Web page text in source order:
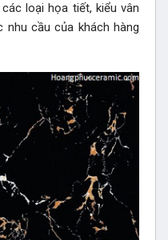
loại họa tiết, kiểu vân
nhu cầu của khách hàng